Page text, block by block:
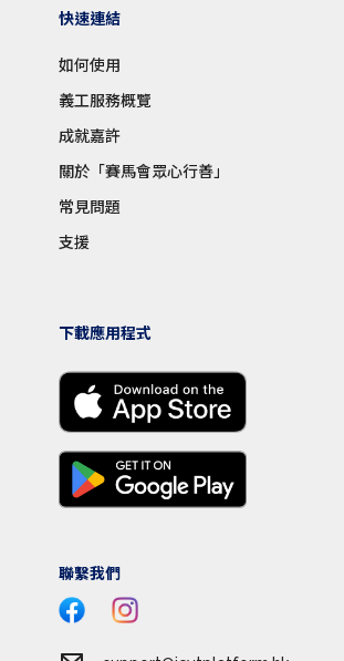
快速連結
如何使用
義工服務概覽
成就嘉許
關於「賽馬會眾心行善」
常見問題
支援
下載應用程式
聯繫我們